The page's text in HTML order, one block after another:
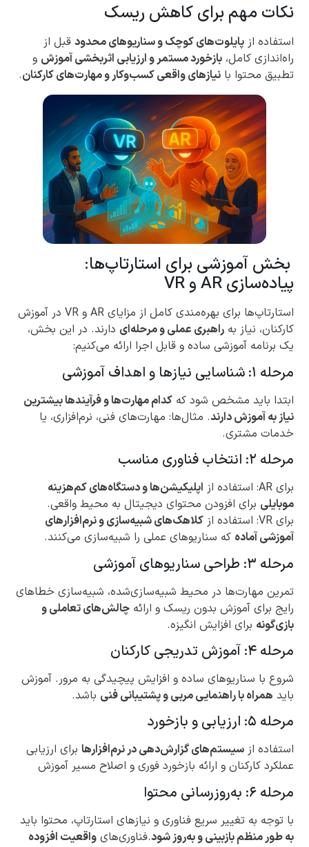
نکات مهم برای کاهش ریسک
استفاده از پایلوت‌های کوچک و سناریوهای محدود قبل از
راه‌اندازی کامل، بازخورد مستمر و ارزیابی اثربخشی آموزش و
تطبیق محتوا با نیازهای واقعی کسب‌وکار و مهارت‌های کارکنان.
بخش آموزشی برای استارتاپ‌ها:
پیاده‌سازی AR و VR
استارتاپ‌ها برای بهره‌مندی کامل از مزایای AR و VR در آموزش
کارکنان، نیاز به راهبری عملی و مرحله‌ای دارند. در این بخش،
یک برنامه آموزشی ساده و قابل اجرا ارائه می‌کنیم:
مرحله ۱: شناسایی نیازها و اهداف آموزشی
ابتدا باید مشخص شود که کدام مهارت‌ها و فرآیندها بیشترین
نیاز به آموزش دارند. مثال‌ها: مهارت‌های فنی، نرم‌افزاری، یا
خدمات مشتری.
مرحله ۲: انتخاب فناوری مناسب
برای AR: استفاده از
اپلیکیشن‌ها و دستگاه‌های کم‌هزینه
موبایلی برای افزودن محتوای دیجیتال به محیط واقعی.
برای VR: استفاده از
کلاهک‌های شبیه‌سازی و نرم‌افزارهای
آموزشی آماده که سناریوهای عملی را شبیه‌سازی می‌کنند.
مرحله ۳: طراحی سناریوهای آموزشی
تمرین مهارت‌ها در محیط شبیه‌سازی‌شده، شبیه‌سازی خطاهای
رایج برای آموزش بدون ریسک و ارائه چالش‌های تعاملی و
بازی‌گونه برای افزایش انگیزه.
مرحله ۴: آموزش تدریجی کارکنان
شروع با سناریوهای ساده و افزایش پیچیدگی به مرور. آموزش
باید همراه با راهنمایی مربی و پشتیبانی فنی باشد.
مرحله ۵: ارزیابی و بازخورد
استفاده از سیستم‌های گزارش‌دهی در نرم‌افزارها برای ارزیابی
عملکرد کارکنان و ارائه بازخورد فوری و اصلاح مسیر آموزش
مرحله ۶: به‌روزرسانی محتوا
با توجه به تغییر سریع فناوری و نیازهای استارتاپ، محتوا باید
به طور منظم بازبینی و به‌روز شود.فناوری‌های واقعیت افزوده